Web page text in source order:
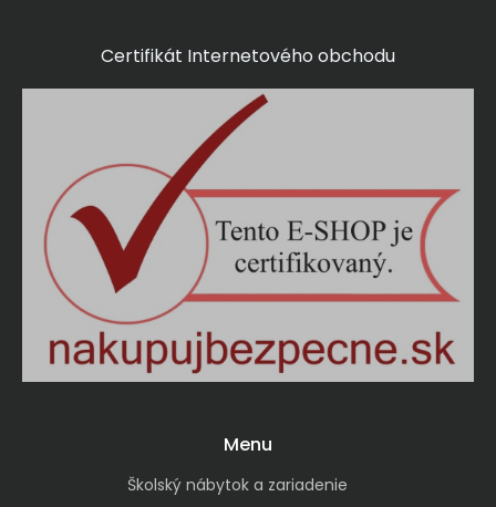
Certifikát Internetového obchodu
Menu
Školský nábytok a zariadenie